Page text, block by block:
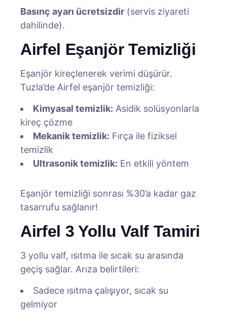
Basınç ayarı ücretsizdir (servis ziyareti
dahilinde).
Airfel Eşanjör Temizliği
Eşanjör kireçlenerek verimi düşürür.
Tuzla’de Airfel eşanjör temizliği:
Kimyasal temizlik: Asidik solüsyonlarla
kireç çözme
Mekanik temizlik: Fırça ile fiziksel
temizlik
Ultrasonik temizlik: En etkili yöntem
Eşanjör temizliği sonrası %30’a kadar gaz
tasarrufu sağlanır!
Airfel 3 Yollu Valf Tamiri
3 yollu valf, ısıtma ile sıcak su arasında
geçiş sağlar. Arıza belirtileri:
Sadece ısıtma çalışıyor, sıcak su
gelmiyor